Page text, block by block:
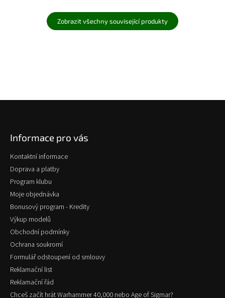
Zobrazit všechny související produkty
Informace pro vás
Kontaktní informace
Doprava a platby
Program klubu
Moje objednávka
Bonusový program - Kredity
Výkup modelů
Obchodní podmínky
Ochrana soukromí
Formulář odstoupení od smlouvy
Reklamační list
Reklamační řád
Chceš začít hrát Warhammer 40,000 nebo Age of Sigmar?